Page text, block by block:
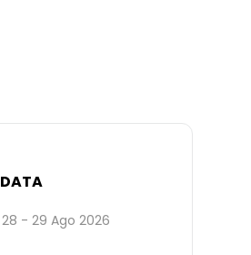
DATA
28 - 29 Ago 2026